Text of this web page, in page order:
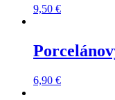
9,50 €
6,90 €